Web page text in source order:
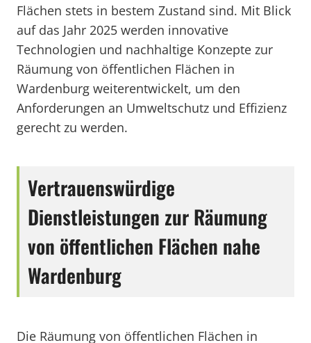
Flächen stets in bestem Zustand sind. Mit Blick
auf das Jahr 2025 werden innovative
Technologien und nachhaltige Konzepte zur
Räumung von öffentlichen Flächen in
Wardenburg weiterentwickelt, um den
Anforderungen an Umweltschutz und Effizienz
gerecht zu werden.
Vertrauenswürdige
Dienstleistungen zur Räumung
von öffentlichen Flächen nahe
Wardenburg
Die Räumung von öffentlichen Flächen in